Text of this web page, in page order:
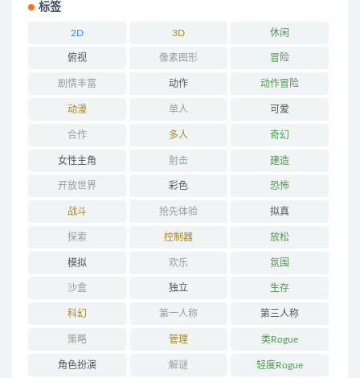
标签
2D 3D 休闲
俯视 像素图形 冒险
剧情丰富 动作 动作冒险
动漫 单人 可爱
合作 多人 奇幻
女性主角 射击 建造
开放世界 彩色 恐怖
战斗 抢先体验 拟真
探索 控制器 放松
模拟 欢乐 氛围
沙盒 独立 生存
科幻 第一人称 第三人称
策略 管理 类Rogue
角色扮演 解谜 轻度Rogue